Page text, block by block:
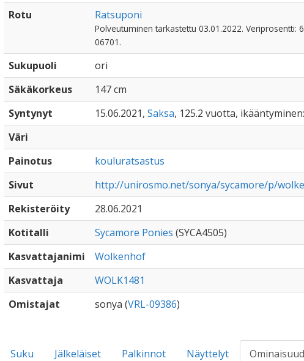
Rotu Ratsuponi
Polveutuminen tarkastettu 03.01.2022. Veriprosentti:
06701.
Sukupuoli
ori
Säkäkorkeus
147 cm
Syntynyt
15.06.2021, Saksa, 125.2 vuotta,
Väri
Painotus
kouluratsastus
Sivut
http://unirosmo.net/sonya/sycamore/p/
Rekisteröity
28.06.2021
Kotitalli
Sycamore Ponies (SYCA4505)
Kasvattajanimi
Wolkenhof
Kasvattaja
WOLK1481
Omistajat
sonya (VRL-09386)
Suku Jälkeläiset Palkinnot Näyttelyt